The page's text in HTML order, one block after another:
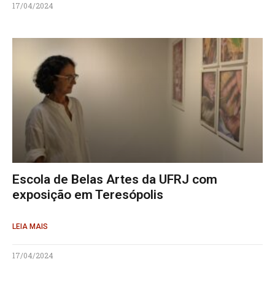
17/04/2024
Escola de Belas Artes da UFRJ com
exposição em Teresópolis
LEIA MAIS
17/04/2024